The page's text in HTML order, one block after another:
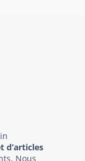
d’articles
Nous